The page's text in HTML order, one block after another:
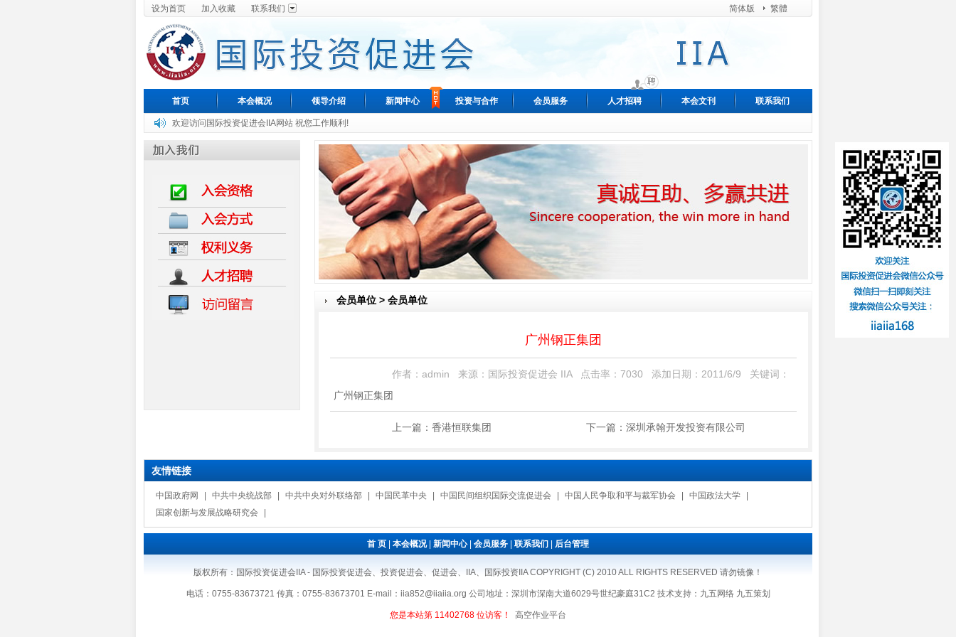
设为首页 加入收藏 联系我们 繁體
简体版
首页 本会概况 领导介绍 新闻中心 投资与合作 会员服务 人才招聘 本会文刊 联系我们
欢迎访问国际投资促进会IIA网站 祝您工作顺利!
会员单位 > 会员单位
广州钢正集团
作者：admin 来源：国际投资促进会 IIA 点击率：7030 添加日期：2011/6/9 关键词：
广州钢正集团
上一篇：香港恒联集团 下一篇：深圳承翰开发投资有限公司
友情链接
中国政府网 中共中央统战部 中共中央对外联络部 中国民革中央 中国民间组织国际交流促进会 中国人民争取和平与裁军协会 中国政法大学
国家创新与发展战略研究会
首 页 本会概况| 新闻中心| 会员服务 联系我们 后台管理
版权所有：国际投资促进会IIA - 国际投资促进会、投资促进会、促进会、IIA、国际投资IIA COPYRIGHT (C) 2010 ALL RIGHTS RESERVED 请勿镜像！
电话：0755-83673721 传真：0755-83673701 E-mail：iia852@iiaiia.org 公司地址：深圳市深南大道6029号世纪豪庭31C2 技术支持： 九五网络 九五策划
您是本站第 11402768 位访客！ 高空作业平台